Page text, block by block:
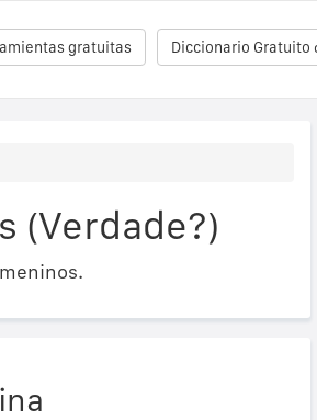
Diccionario Gratuito
gratuitas
(Verdade?)